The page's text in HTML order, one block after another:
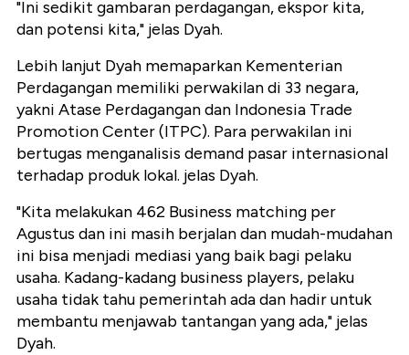
"Ini sedikit gambaran perdagangan, ekspor kita,
dan potensi kita," jelas Dyah.
Lebih lanjut Dyah memaparkan Kementerian
Perdagangan memiliki perwakilan di 33 negara,
yakni Atase Perdagangan dan Indonesia Trade
Promotion Center (ITPC). Para perwakilan ini
bertugas menganalisis demand pasar internasional
terhadap produk lokal. jelas Dyah.
"Kita melakukan 462 Business matching per
Agustus dan ini masih berjalan dan mudah-mudahan
ini bisa menjadi mediasi yang baik bagi pelaku
usaha. Kadang-kadang business players, pelaku
usaha tidak tahu pemerintah ada dan hadir untuk
membantu menjawab tantangan yang ada," jelas
Dyah.